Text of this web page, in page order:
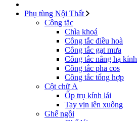
Phụ tùng Nội Thất
Công tắc
Chìa khoá
Công tắc điều hoà
Công tắc gạt mưa
Công tắc nâng hạ kính
Công tắc pha cos
Công tắc tổng hợp
Cột chữ A
Ốp trụ kính lái
Tay vịn lên xuống
Ghế ngồi